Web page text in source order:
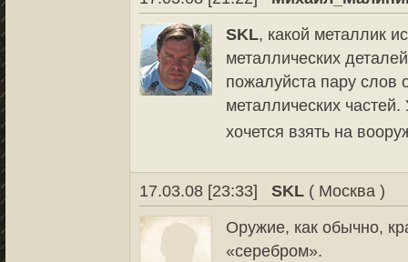
SKL, какой металлик
металлических
пожалуйста пару слов
металлических
хочется взять на
17.03.08 [23:33] SKL ( Москва )
Оружие, как обычно,
«серебром».